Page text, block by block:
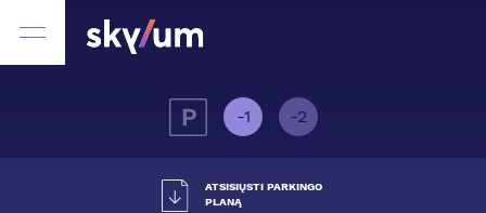
-1 -2
ATSISIŲSTI PARKINGO
PLANĄ